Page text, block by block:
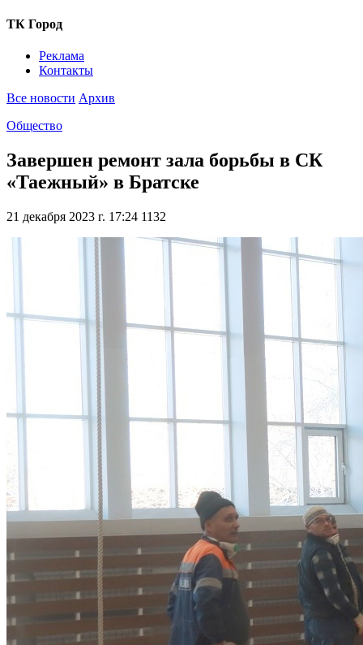
ТК Город
Реклама
Контакты
Все новости Архив
Общество
Завершен ремонт зала борьбы в СК
«Таежный» в Братске
21 декабря 2023 г. 17:24 1132